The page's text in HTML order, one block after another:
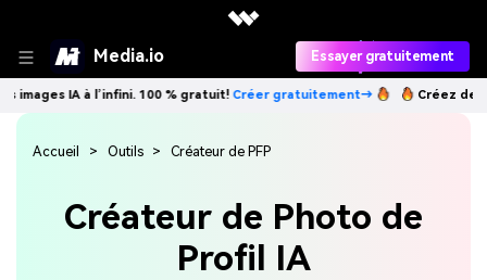
Media.io Essayer gratuitement
IA à l’infini. 100 % gratuit!Créer gratuitement→ Créez des images
Créateur de Photo de
Profil IA
Accueil Outils Créateur de PFP